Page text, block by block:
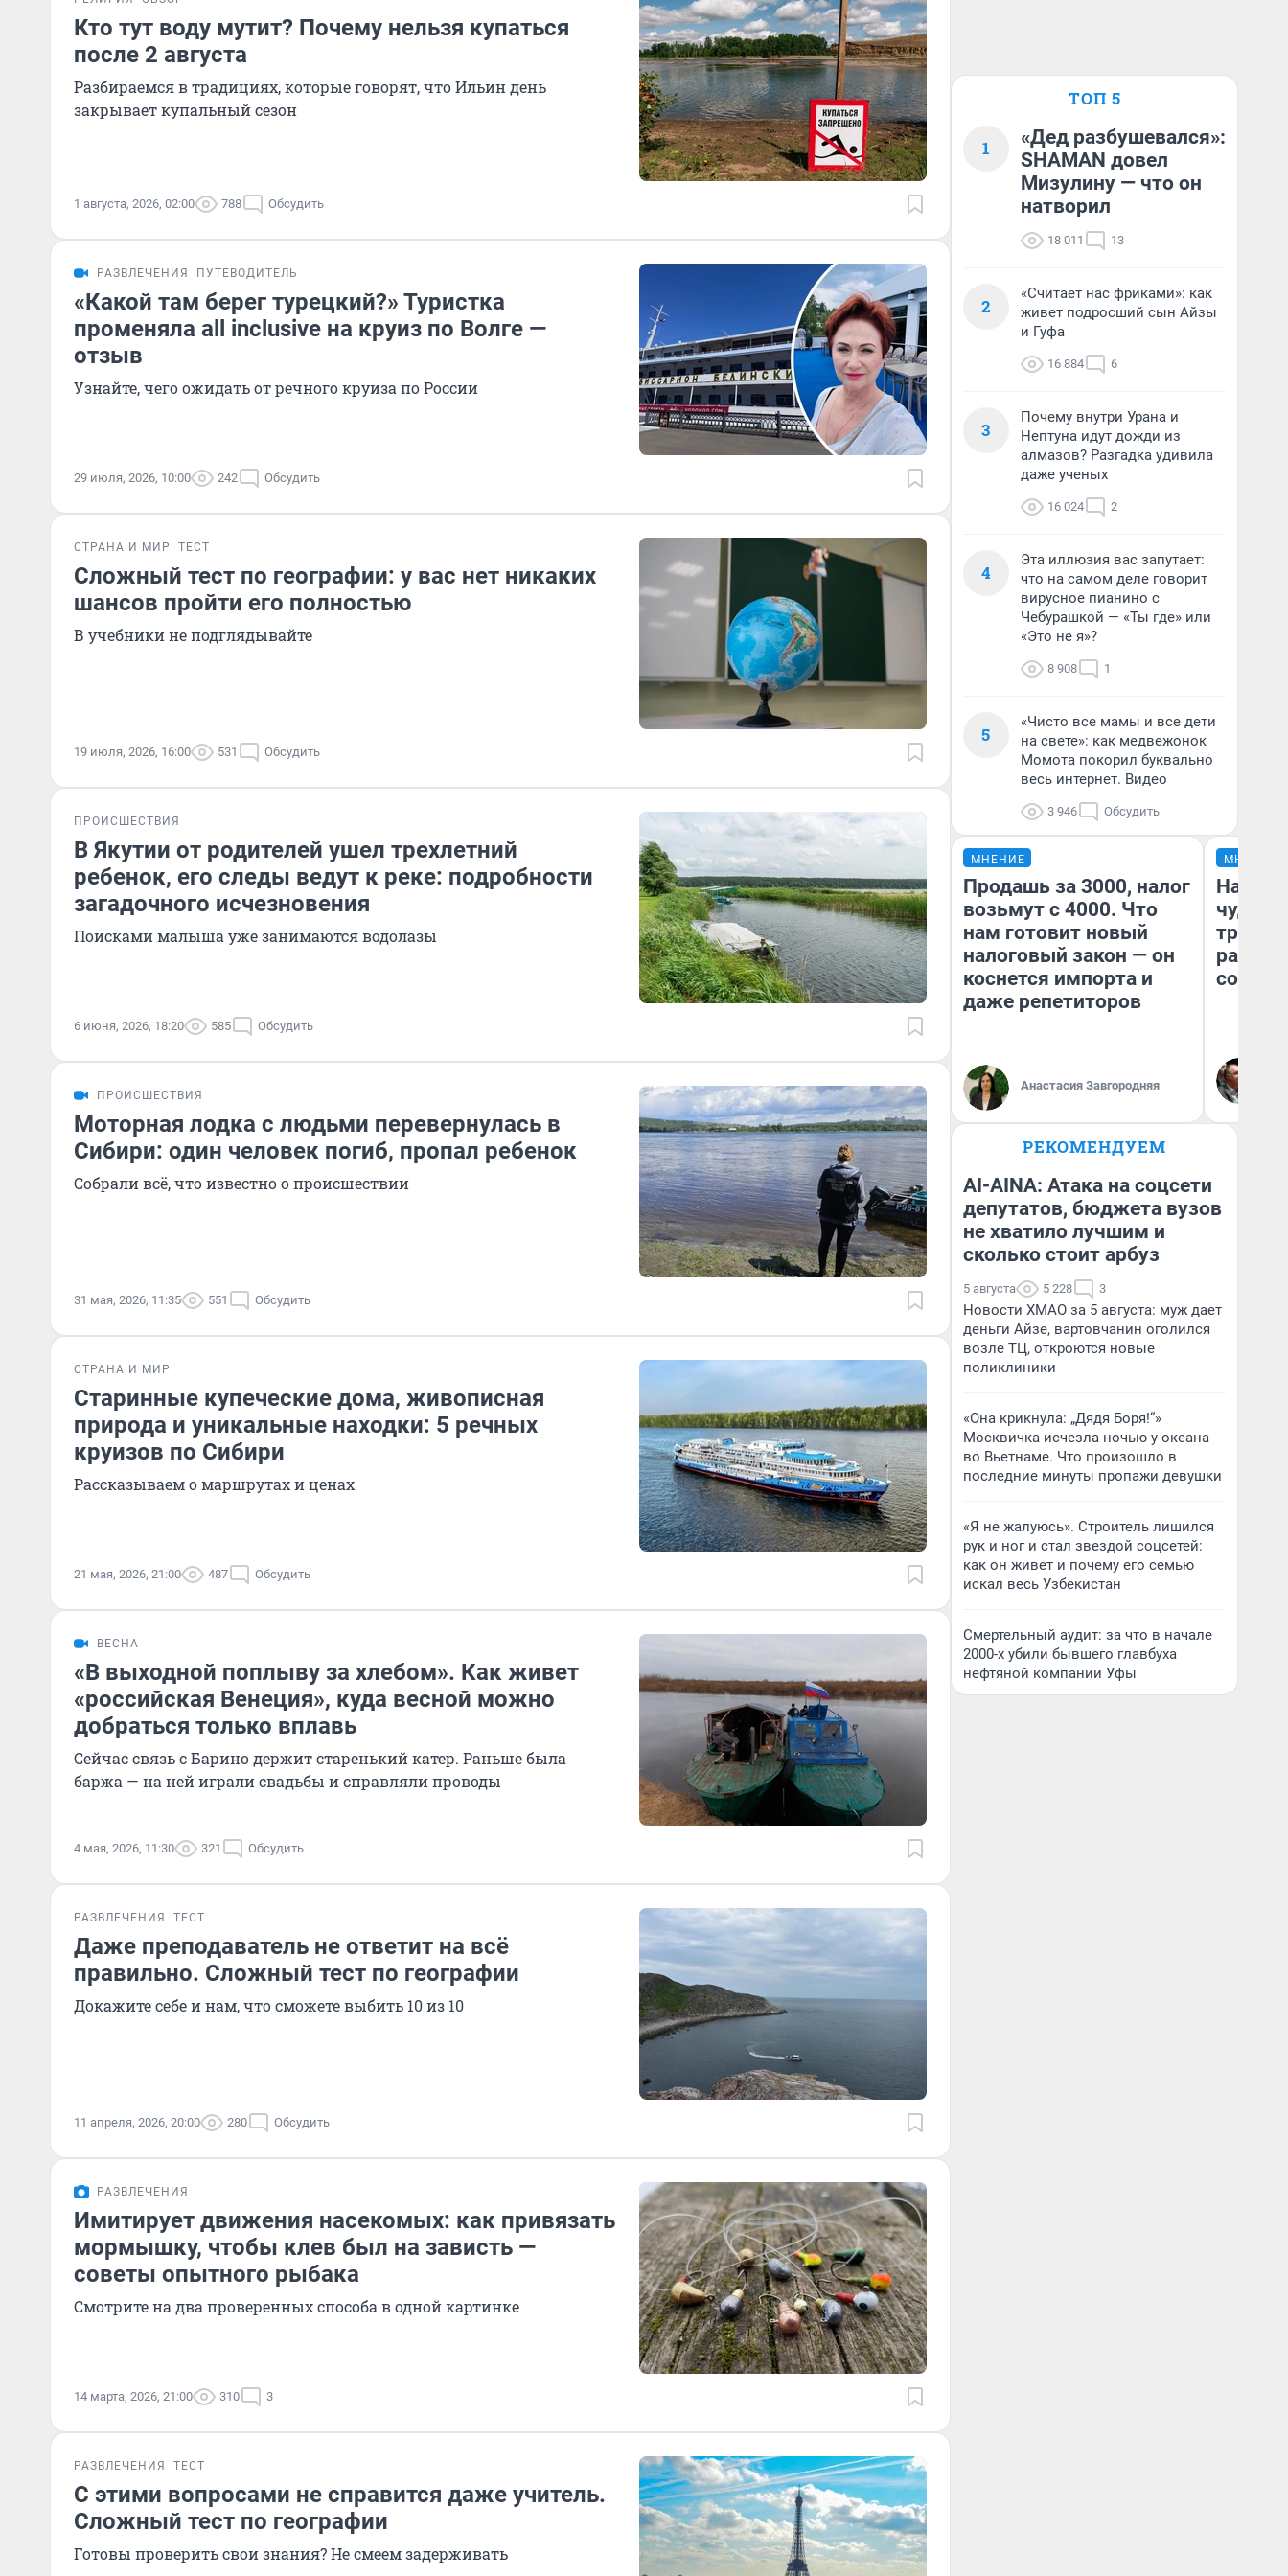
Кто тут воду мутит? Почему нельзя купаться
после 2 августа
Разбираемся в традициях, которые говорят, что Ильин день
закрывает купальный сезон
1 августа, 2026, 02:00 788 Обсудить
РАЗВЛЕЧЕНИЯ ПУТЕВОДИТЕЛЬ
«Какой там берег турецкий?» Туристка
променяла all inclusive на круиз по Волге —
отзыв
Узнайте, чего ожидать от речного круиза по России
29 июля, 2026, 10:00 242 Обсудить
СТРАНА И МИР ТЕСТ
Сложный тест по географии: у вас нет никаких
шансов пройти его полностью
В учебники не подглядывайте
19 июля, 2026, 16:00 531 Обсудить
ПРОИСШЕСТВИЯ
В Якутии от родителей ушел трехлетний
ребенок, его следы ведут к реке: подробности
загадочного исчезновения
Поисками малыша уже занимаются водолазы
6 июня, 2026, 18:20 585 Обсудить
ПРОИСШЕСТВИЯ
Моторная лодка с людьми перевернулась в
Сибири: один человек погиб, пропал ребенок
Собрали всё, что известно о происшествии
31 мая, 2026, 11:35 551 Обсудить
СТРАНА И МИР
Старинные купеческие дома, живописная
природа и уникальные находки: 5 речных
круизов по Сибири
Рассказываем о маршрутах и ценах
21 мая, 2026, 21:00 487 Обсудить
ВЕСНА
«В выходной поплыву за хлебом». Как живет
«российская Венеция», куда весной можно
добраться только вплавь
Сейчас связь с Барино держит старенький катер. Раньше была
баржа — на ней играли свадьбы и справляли проводы
4 мая, 2026, 11:30 321 Обсудить
РАЗВЛЕЧЕНИЯ ТЕСТ
Даже преподаватель не ответит на всё
правильно. Сложный тест по географии
Докажите себе и нам, что сможете выбить 10 из 10
11 апреля, 2026, 20:00 280 Обсудить
РАЗВЛЕЧЕНИЯ
Имитирует движения насекомых: как привязать
мормышку, чтобы клев был на зависть —
советы опытного рыбака
Смотрите на два проверенных способа в одной картинке
14 марта, 2026, 21:00 310 3
РАЗВЛЕЧЕНИЯ ТЕСТ
С этими вопросами не справится даже учитель.
Сложный тест по географии
Готовы проверить свои знания? Не смеем задерживать
ТОП 5
1
«Дед разбушевался»:
SHAMAN довел
Мизулину — что он
натворил
18 011 13
2
«Считает нас фриками»: как
живет подросший сын Айзы
и Гуфа
16 884 6
3
Почему внутри Урана и
Нептуна идут дожди из
алмазов? Разгадка удивила
даже ученых
16 024 2
4
Эта иллюзия вас запутает:
что на самом деле говорит
вирусное пианино с
Чебурашкой — «Ты где» или
«Это не я»?
8 908 1
5
«Чисто все мамы и все дети
на свете»: как медвежонок
Момота покорил буквально
весь интернет. Видео
3 946 Обсудить
МНЕНИЕ
Продашь за 3000, налог
возьмут с 4000. Что
нам готовит новый
налоговый закон — он
коснется импорта и
даже репетиторов
Анастасия Завгородняя
МНЕНИЕ
чудом
РЕКОМЕНДУЕМ
AI-AINA: Атака на соцсети
депутатов, бюджета вузов
не хватило лучшим и
сколько стоит арбуз
5 августа 5 228 3
Новости ХМАО за 5 августа: муж дает
деньги Айзе, вартовчанин оголился
возле ТЦ, откроются новые
поликлиники
«Она крикнула: „Дядя Боря!“»
Москвичка исчезла ночью у океана
во Вьетнаме. Что произошло в
последние минуты пропажи девушки
«Я не жалуюсь». Строитель лишился
рук и ног и стал звездой соцсетей:
как он живет и почему его семью
искал весь Узбекистан
Смертельный аудит: за что в начале
2000-х убили бывшего главбуха
нефтяной компании Уфы